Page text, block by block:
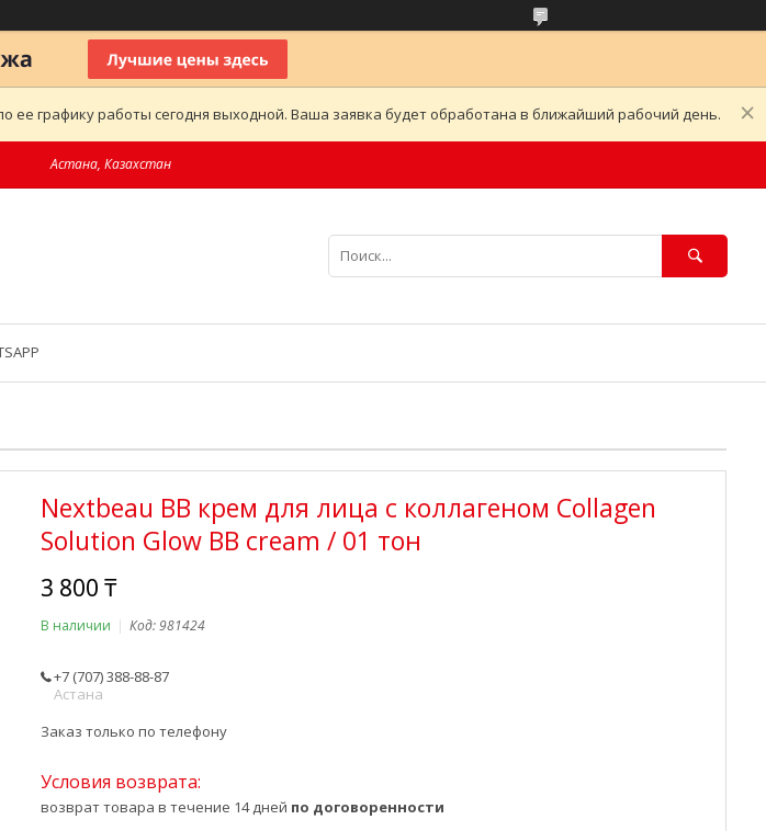
графику работы сегодня выходной. Ваша заявка будет обработана в ближайший рабочий день.
Астана, Казахстан
Nextbeau BB крем для лица с коллагеном Collagen
Solution Glow BB cream / 01 тон
3 800 ₸
В наличии Код:981424
+7 (707) 388-88-87
Астана
Заказ только по телефону
возврат товара в течение 14 дней по договоренности